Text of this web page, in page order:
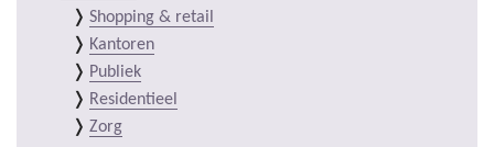
Shopping & retail
Kantoren
Publiek
Residentieel
Zorg